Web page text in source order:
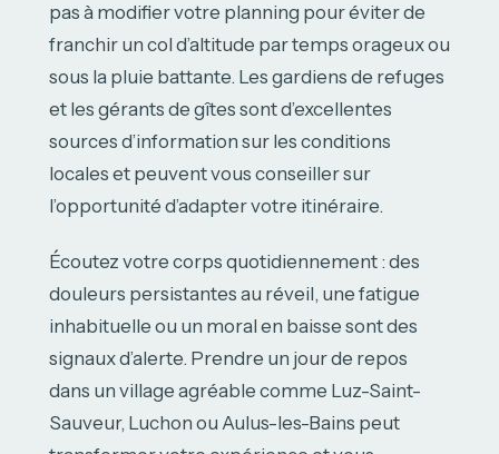
pas à modifier votre planning pour éviter de
franchir un col d’altitude par temps orageux ou
sous la pluie battante. Les gardiens de refuges
et les gérants de gîtes sont d’excellentes
sources d’information sur les conditions
locales et peuvent vous conseiller sur
l’opportunité d’adapter votre itinéraire.
Écoutez votre corps quotidiennement : des
douleurs persistantes au réveil, une fatigue
inhabituelle ou un moral en baisse sont des
signaux d’alerte. Prendre un jour de repos
dans un village agréable comme Luz-Saint-
Sauveur, Luchon ou Aulus-les-Bains peut